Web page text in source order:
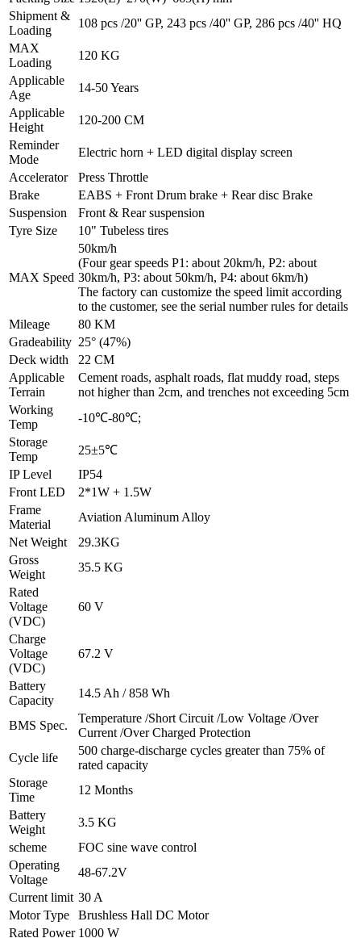
Shipment &
Loading
108 pcs /20'' GP, 243 pcs /40'' GP, 286 pcs /40'' HQ
MAX
Loading
120 KG
Applicable
Age
14-50 Years
Applicable
Height
120-200 CM
Reminder
Mode
Electric horn + LED digital display screen
Accelerator
Press Throttle
Brake
EABS + Front Drum brake + Rear disc Brake
Suspension
Front & Rear suspension
Tyre Size
10" Tubeless tires
MAX Speed
50km/h
(Four gear speeds P1: about 20km/h, P2: about
30km/h, P3: about 50km/h, P4: about 6km/h)
The factory can customize the speed limit according
to the customer, see the serial number rules for details
Mileage
80 KM
Gradeability 25° (47%)
Deck width
22 CM
Applicable
Terrain
Cement roads, asphalt roads, flat muddy road, steps
not higher than 2cm, and trenches not exceeding 5cm
Working
Temp
-10℃-80℃;
Storage
Temp
25±5℃
IP Level
IP54
Front LED
2*1W + 1.5W
Frame
Material
Aviation Aluminum Alloy
Net Weight
29.3KG
Gross
Weight
35.5 KG
Rated
Voltage
(VDC)
60 V
Charge
Voltage
(VDC)
67.2 V
Battery
Capacity
14.5 Ah / 858 Wh
BMS Spec.
Temperature /Short Circuit /Low Voltage /Over
Current /Over Charged Protection
Cycle life
500 charge-discharge cycles greater than 75% of
rated capacity
Storage
Time
12 Months
Battery
Weight
3.5 KG
scheme
FOC sine wave control
Operating
Voltage
48-67.2V
Current limit 30 A
Motor Type
Brushless Hall DC Motor
Rated Power 1000 W